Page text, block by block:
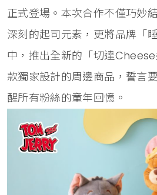
正式登場。本次合作不僅巧妙
深刻的起司元素，更將品牌「
中，推出全新的「切達
款獨家設計的周邊商品，誓言
醒所有粉絲的童年回憶。